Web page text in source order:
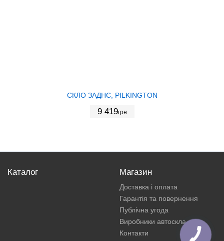
СКЛО ЗАДНЄ, PILKINGTON
9 419грн
Каталог Магазин
Доставка і оплата
Гарантія та повернення
Публічна угода
Виробники автоскла
Контакти